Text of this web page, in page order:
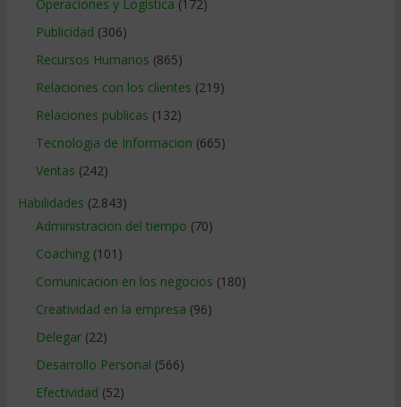
Operaciones y Logística (172)
Publicidad (306)
Recursos Humanos (865)
Relaciones con los clientes (219)
Relaciones publicas (132)
Tecnologia de Informacion (665)
Ventas (242)
Habilidades (2.843)
Administracion del tiempo (70)
Coaching(101)
Comunicacion en los negocios (180)
Creatividad en la empresa (96)
Delegar(22)
Desarrollo Personal (566)
Efectividad (52)